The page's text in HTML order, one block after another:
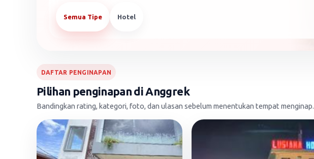
Semua Tipe Hotel
DAFTAR PENGINAPAN
Pilihan penginapan di Anggrek
Bandingkan rating, kategori, foto, dan ulasan sebelum menentukan tempat menginap.